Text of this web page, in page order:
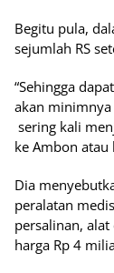
Begitu pula,
sejumlah RS
“Sehingga
akan minimnya
sering kali
ke Ambon atau
Dia
peralatan
persalinan,
harga Rp 4